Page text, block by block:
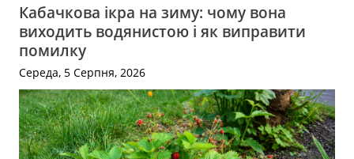
Кабачкова ікра на зиму: чому вона
виходить водянистою і як виправити
помилку
Середа, 5 Серпня, 2026